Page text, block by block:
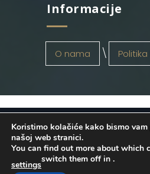
Informacije
O nama
OSATINA GRUPA d.o.o.
byINFOS Osijek. Sva
Koristimo kolačiće kako bismo
našoj web stranici.
You can find out more about which
switch them off in
settings
.